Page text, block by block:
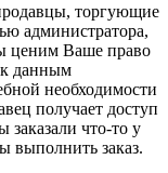
торгующие
администратора,
ценим Ваше право
к данным
необходимости
получает доступ
что-то у
выполнить заказ.